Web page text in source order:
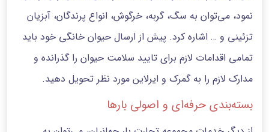
نمود، می‌توان به سگ، گربه، خرگوش، انواع پرندگان، آبزیان
تزئینی و … اشاره کرد. پیش از ارسال حیوان خانگی خود باید
تمامی اقدامات لازم برای تایید سلامت حیوان را گذرانده و
مدارک لازم را به گمرک و ایرلاین مورد نظر تحویل دهید.
بسته‌بندی حرفه‌ای و اصولی بارها